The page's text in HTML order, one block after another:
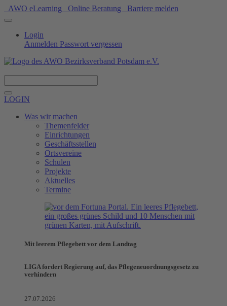
AWO eLearning Online Beratung Barriere melden
Login
Anmelden Passwort vergessen
LOGIN
Was wir machen
Themenfelder
Einrichtungen
Geschäftsstellen
Ortsvereine
Schulen
Projekte
Aktuelles
Termine
Mit leerem Pflegebett vor dem Landtag
LIGA fordert Regierung auf, das Pflegeneuordnungsgesetz zu
verhindern
27.07.2026